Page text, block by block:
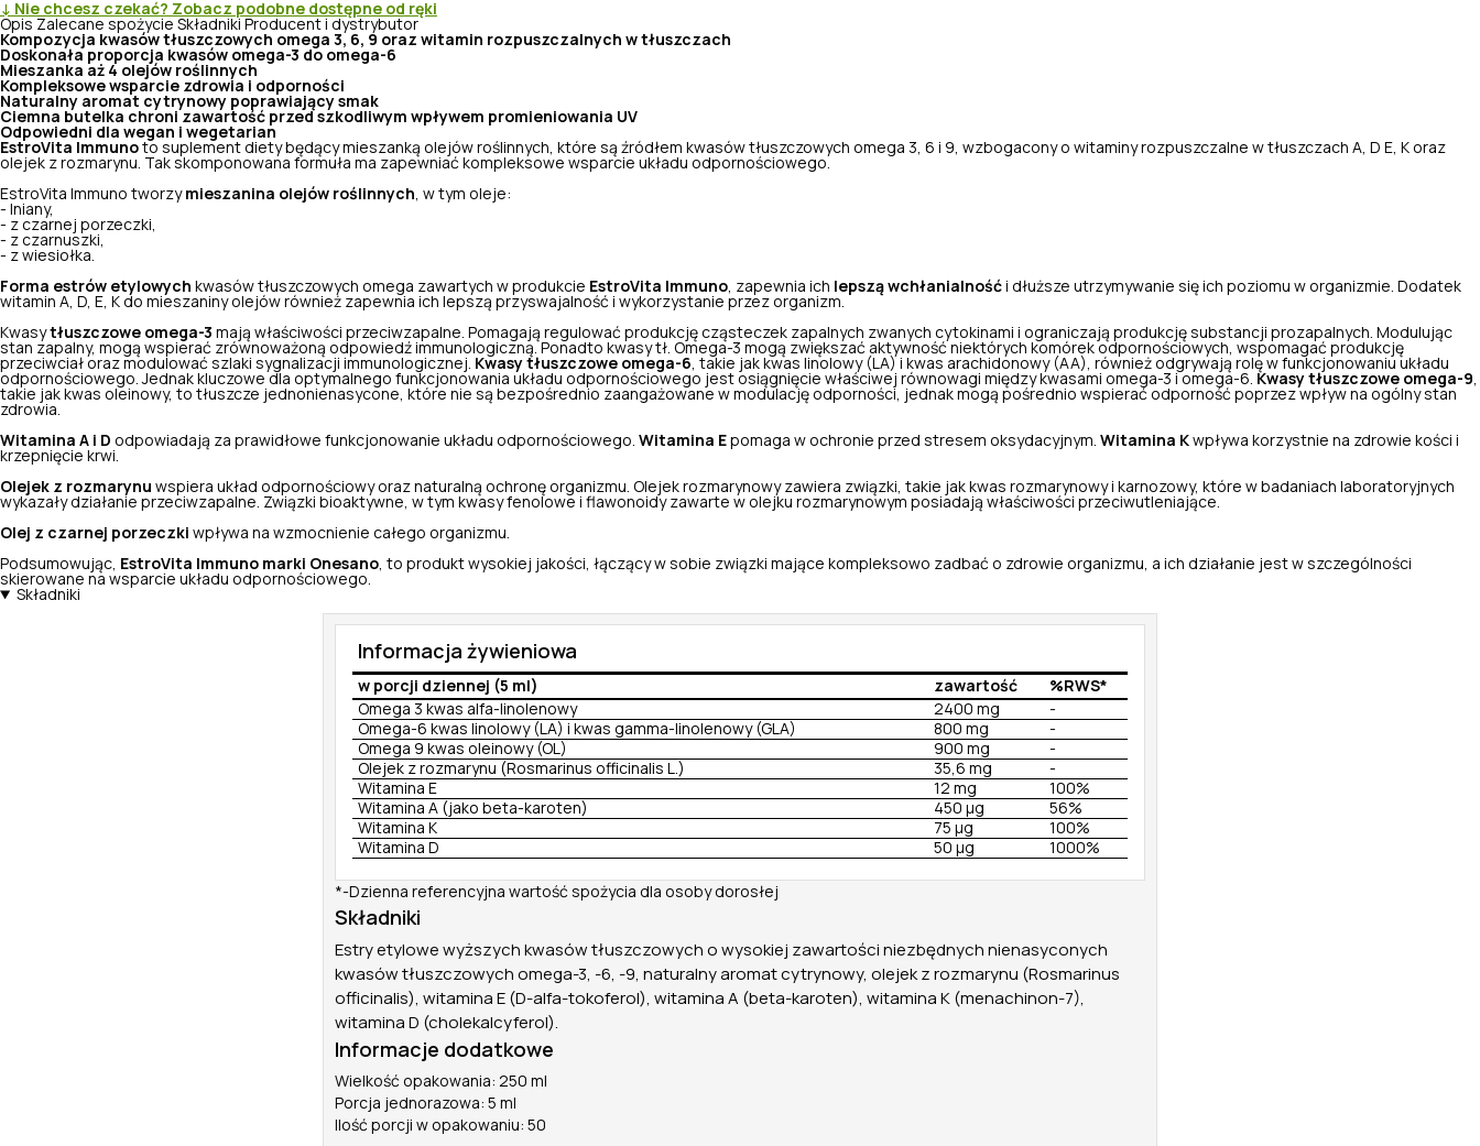
↓ Nie chcesz czekać? Zobacz podobne dostępne od ręki
Opis Zalecane spożycie Składniki Producent i dystrybutor
Kompozycja kwasów tłuszczowych omega 3, 6, 9 oraz witamin rozpuszczalnych w tłuszczach
Doskonała proporcja kwasów omega-3 do omega-6
Mieszanka aż 4 olejów roślinnych
Kompleksowe wsparcie zdrowia i odporności
Naturalny aromat cytrynowy poprawiający smak
Ciemna butelka chroni zawartość przed szkodliwym wpływem promieniowania UV
Odpowiedni dla wegan i wegetarian
EstroVita Immuno to suplement diety będący mieszanką olejów roślinnych, które są źródłem kwasów tłuszczowych omega 3, 6 i 9, wzbogacony o witaminy rozpuszczalne w tłuszczach A, D E, K oraz
olejek z rozmarynu. Tak skomponowana formuła ma zapewniać kompleksowe wsparcie układu odpornościowego.
EstroVita Immuno tworzy mieszanina olejów roślinnych , w tym oleje:
- lniany,
- z czarnej porzeczki,
- z czarnuszki,
- z wiesiołka.
Forma estrów etylowych kwasów tłuszczowych omega zawartych w produkcie EstroVita Immuno , zapewnia ich lepszą wchłanialność i dłuższe utrzymywanie się ich poziomu w organizmie. Dodatek
witamin A, D, E, K do mieszaniny olejów również zapewnia ich lepszą przyswajalność i wykorzystanie przez organizm.
Kwasytłuszczowe omega-3 mają właściwości przeciwzapalne. Pomagają regulować produkcję cząsteczek zapalnych zwanych cytokinami i ograniczają produkcję substancji prozapalnych. Modulując
stan zapalny, mogą wspierać zrównoważoną odpowiedź immunologiczną. Ponadto kwasy tł. Omega-3 mogą zwiększać aktywność niektórych komórek odpornościowych, wspomagać produkcję
przeciwciał oraz modulować szlaki sygnalizacji immunologicznej.
Kwasy tłuszczowe omega-6 , takie jak kwas linolowy (LA) i kwas arachidonowy (AA), również odgrywają rolę w funkcjonowaniu układu
odpornościowego. Jednak kluczowe dla optymalnego funkcjonowania układu odpornościowego jest osiągnięcie właściwej równowagi między kwasami omega-3 i omega-6.
Kwasy tłuszczowe omega-9
takie jak kwas oleinowy, to tłuszcze jednonienasycone, które nie są bezpośrednio zaangażowane w modulację odporności, jednak mogą pośrednio wspierać odporność poprzez wpływ na ogólny stan
zdrowia.
Witamina A i D odpowiadają za prawidłowe funkcjonowanie układu odpornościowego. Witamina E pomaga w ochronie przed stresem oksydacyjnym. Witamina K wpływa korzystnie na zdrowie kości i
krzepnięcie krwi.
Olejek z rozmarynu wspiera układ odpornościowy oraz naturalną ochronę organizmu. Olejek rozmarynowy zawiera związki, takie jak kwas rozmarynowy i karnozowy, które w badaniach laboratoryjnych
wykazały działanie przeciwzapalne. Związki bioaktywne, w tym kwasy fenolowe i flawonoidy zawarte w olejku rozmarynowym posiadają właściwości przeciwutleniające.
Olej z czarnej porzeczki wpływa na wzmocnienie całego organizmu.
Podsumowując,
EstroVita Immuno marki Onesano , to produkt wysokiej jakości, łączący w sobie związki mające kompleksowo zadbać o zdrowie organizmu, a ich działanie jest w szczególności
skierowane na wsparcie układu odpornościowego.
Składniki
Informacja żywieniowa
w porcji dziennej (5 ml) zawartość
%RWS*
Omega 3 kwas alfa-linolenowy
2400 mg
-
Omega-6 kwas linolowy (LA) i kwas gamma-linolenowy (GLA)
800 mg
-
Omega 9 kwas oleinowy (OL)
900 mg
-
Olejek z rozmarynu (Rosmarinus officinalis L.)
35,6 mg
-
Witamina E
12 mg
100%
Witamina A (jako beta-karoten)
450 µg
56%
Witamina K
75 µg
100%
Witamina D
50 µg 1000%
*-Dzienna referencyjna wartość spożycia dla osoby dorosłej
Składniki
Estry etylowe wyższych kwasów tłuszczowych o wysokiej zawartości niezbędnych nienasyconych
kwasów tłuszczowych omega-3, -6, -9, naturalny aromat cytrynowy, olejek z rozmarynu (Rosmarinus
officinalis), witamina E (D-alfa-tokoferol), witamina A (beta-karoten), witamina K (menachinon-7),
witamina D (cholekalcyferol).
Informacje dodatkowe
Wielkość opakowania: 250 ml
Porcja jednorazowa: 5 ml
Ilość porcji w opakowaniu: 50